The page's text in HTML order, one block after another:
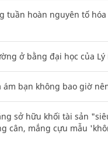
tuần hoàn nguyên tố
ở bằng đại học của Lý
ám bạn không bao giờ
sở hữu khối tài sản
cân, mắng cựu mẫu